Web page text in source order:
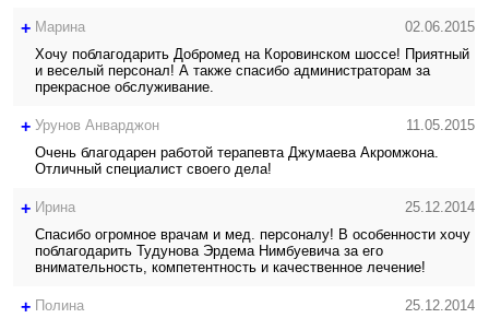
+ Марина
02.06.2015
Хочу поблагодарить Добромед на Коровинском шоссе! Приятный
и веселый персонал! А также спасибо администраторам за
прекрасное обслуживание.
+ Урунов Анварджон
11.05.2015
Очень благодарен работой терапевта Джумаева Акромжона.
Отличный специалист своего дела!
+ Ирина
25.12.2014
Спасибо огромное врачам и мед. персоналу! В особенности хочу
поблагодарить Тудунова Эрдема Нимбуевича за его
внимательность, компетентность и качественное лечение!
+ Полина
25.12.2014